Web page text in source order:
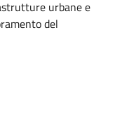
urbane e
del